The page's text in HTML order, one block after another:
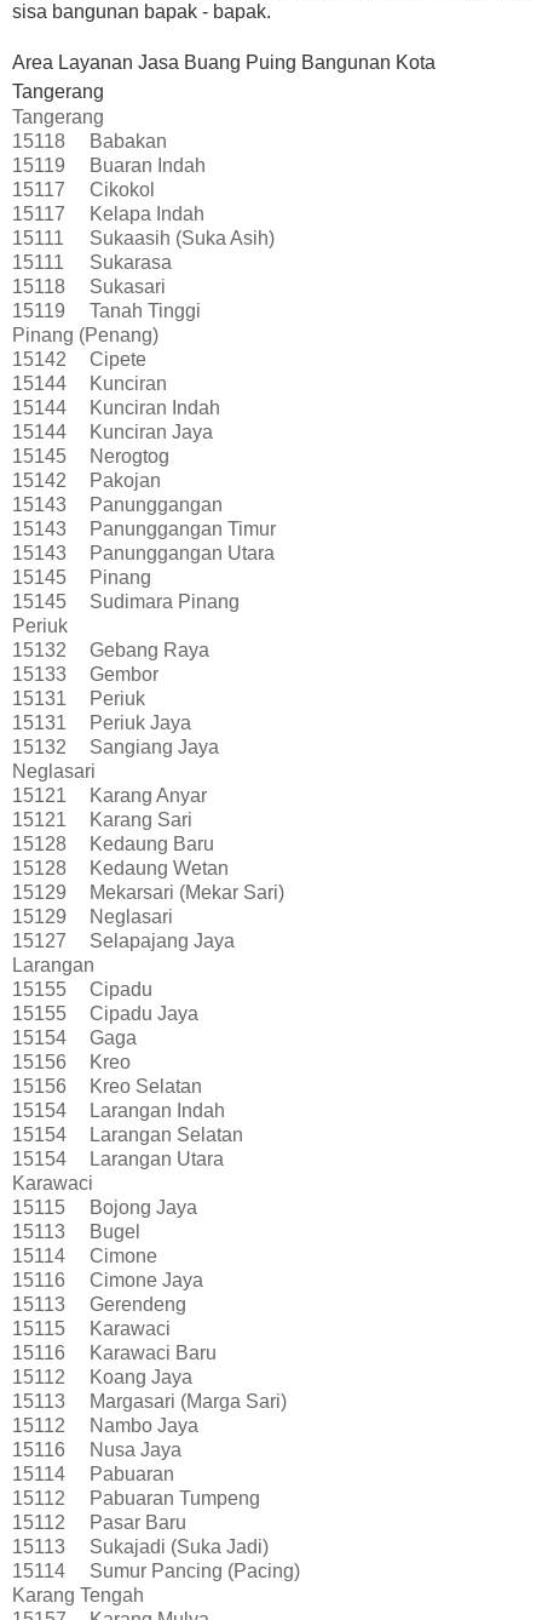
sisa bangunan bapak - bapak.
Area Layanan Jasa Buang Puing Bangunan Kota
Tangerang
Tangerang
15118
Babakan
15119
Buaran Indah
15117
Cikokol
15117
Kelapa Indah
15111
Sukaasih (Suka Asih)
15111
Sukarasa
15118
Sukasari
15119
Tanah Tinggi
Pinang (Penang)
15142
Cipete
15144
Kunciran
15144
Kunciran Indah
15144
Kunciran Jaya
15145
Nerogtog
15142
Pakojan
15143
Panunggangan
15143
Panunggangan Timur
15143
Panunggangan Utara
15145
Pinang
15145
Sudimara Pinang
Periuk
15132
Gebang Raya
15133
Gembor
15131
Periuk
15131
Periuk Jaya
15132
Sangiang Jaya
Neglasari
15121
Karang Anyar
15121
Karang Sari
15128
Kedaung Baru
15128
Kedaung Wetan
15129
Mekarsari (Mekar Sari)
15129
Neglasari
15127
Selapajang Jaya
Larangan
15155
Cipadu
15155
Cipadu Jaya
15154
Gaga
15156
Kreo
15156
Kreo Selatan
15154
Larangan Indah
15154
Larangan Selatan
15154
Larangan Utara
Karawaci
15115
Bojong Jaya
15113
Bugel
15114
Cimone
15116
Cimone Jaya
15113
Gerendeng
15115
Karawaci
15116
Karawaci Baru
15112
Koang Jaya
15113
Margasari (Marga Sari)
15112
Nambo Jaya
15116
Nusa Jaya
15114
Pabuaran
15112
Pabuaran Tumpeng
15112
Pasar Baru
15113
Sukajadi (Suka Jadi)
15114
Sumur Pancing (Pacing)
Karang Tengah